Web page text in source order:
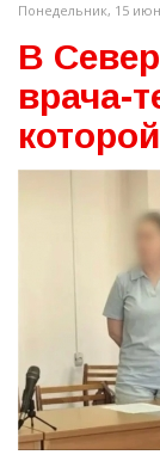
Понедельник, 15
В
врача-